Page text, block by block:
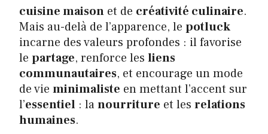
cuisine maison et de créativité culinaire.
Mais au-delà de l’apparence, le potluck
incarne des valeurs profondes : il favorise
le partage, renforce les liens
communautaires, et encourage un mode
de vie minimaliste en mettant l’accent sur
l’essentiel : lanourriture et les relations
humaines.